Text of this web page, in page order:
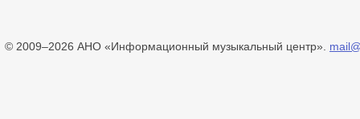
© 2009–2026 АНО «Информационный музыкальный центр».